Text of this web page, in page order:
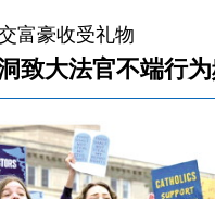
富豪收受礼物
致大法官不端行